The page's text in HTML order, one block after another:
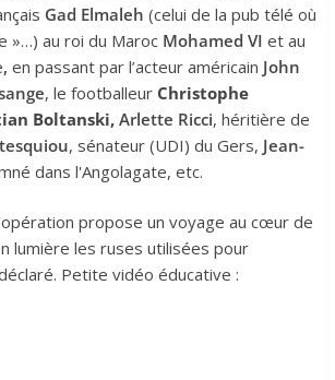
Gad Elmaleh (celui de la pub télé où
»…) au roi du Maroc Mohamed VI et au
, en passant par l’acteur américain John
, le footballeur Christophe
Boltanski, Arlette Ricci, héritière de
, sénateur (UDI) du Gers, Jean-
dans l'Angolagate, etc.
propose un voyage au cœur de
lumière les ruses utilisées pour
Petite vidéo éducative :